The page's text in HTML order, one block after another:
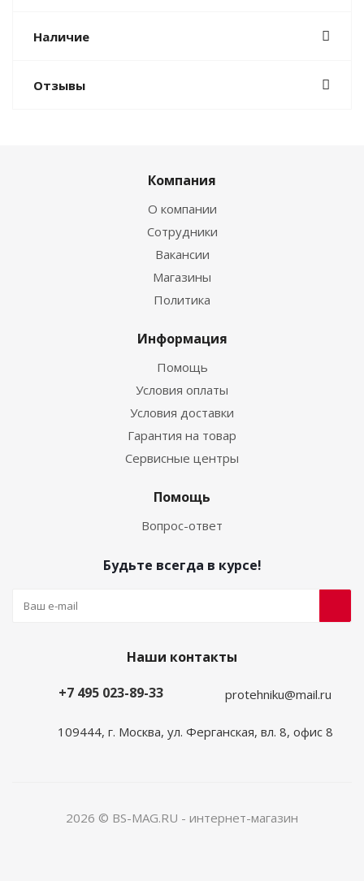
Наличие
Отзывы
Компания
О компании
Сотрудники
Вакансии
Магазины
Политика
Информация
Помощь
Условия оплаты
Условия доставки
Гарантия на товар
Сервисные центры
Помощь
Вопрос-ответ
Будьте всегда в курсе!
Наши контакты
+7 495 023-89-33
protehniku@mail.ru
109444, г. Москва, ул. Ферганская, вл. 8, офис 8
2026 © BS-MAG.RU - интернет-магазин